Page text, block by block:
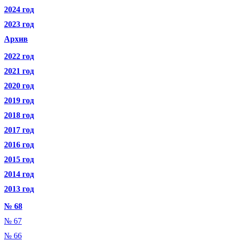
2024 год
2023 год
Архив
2022 год
2021 год
2020 год
2019 год
2018 год
2017 год
2016 год
2015 год
2014 год
2013 год
№ 68
№ 67
№ 66